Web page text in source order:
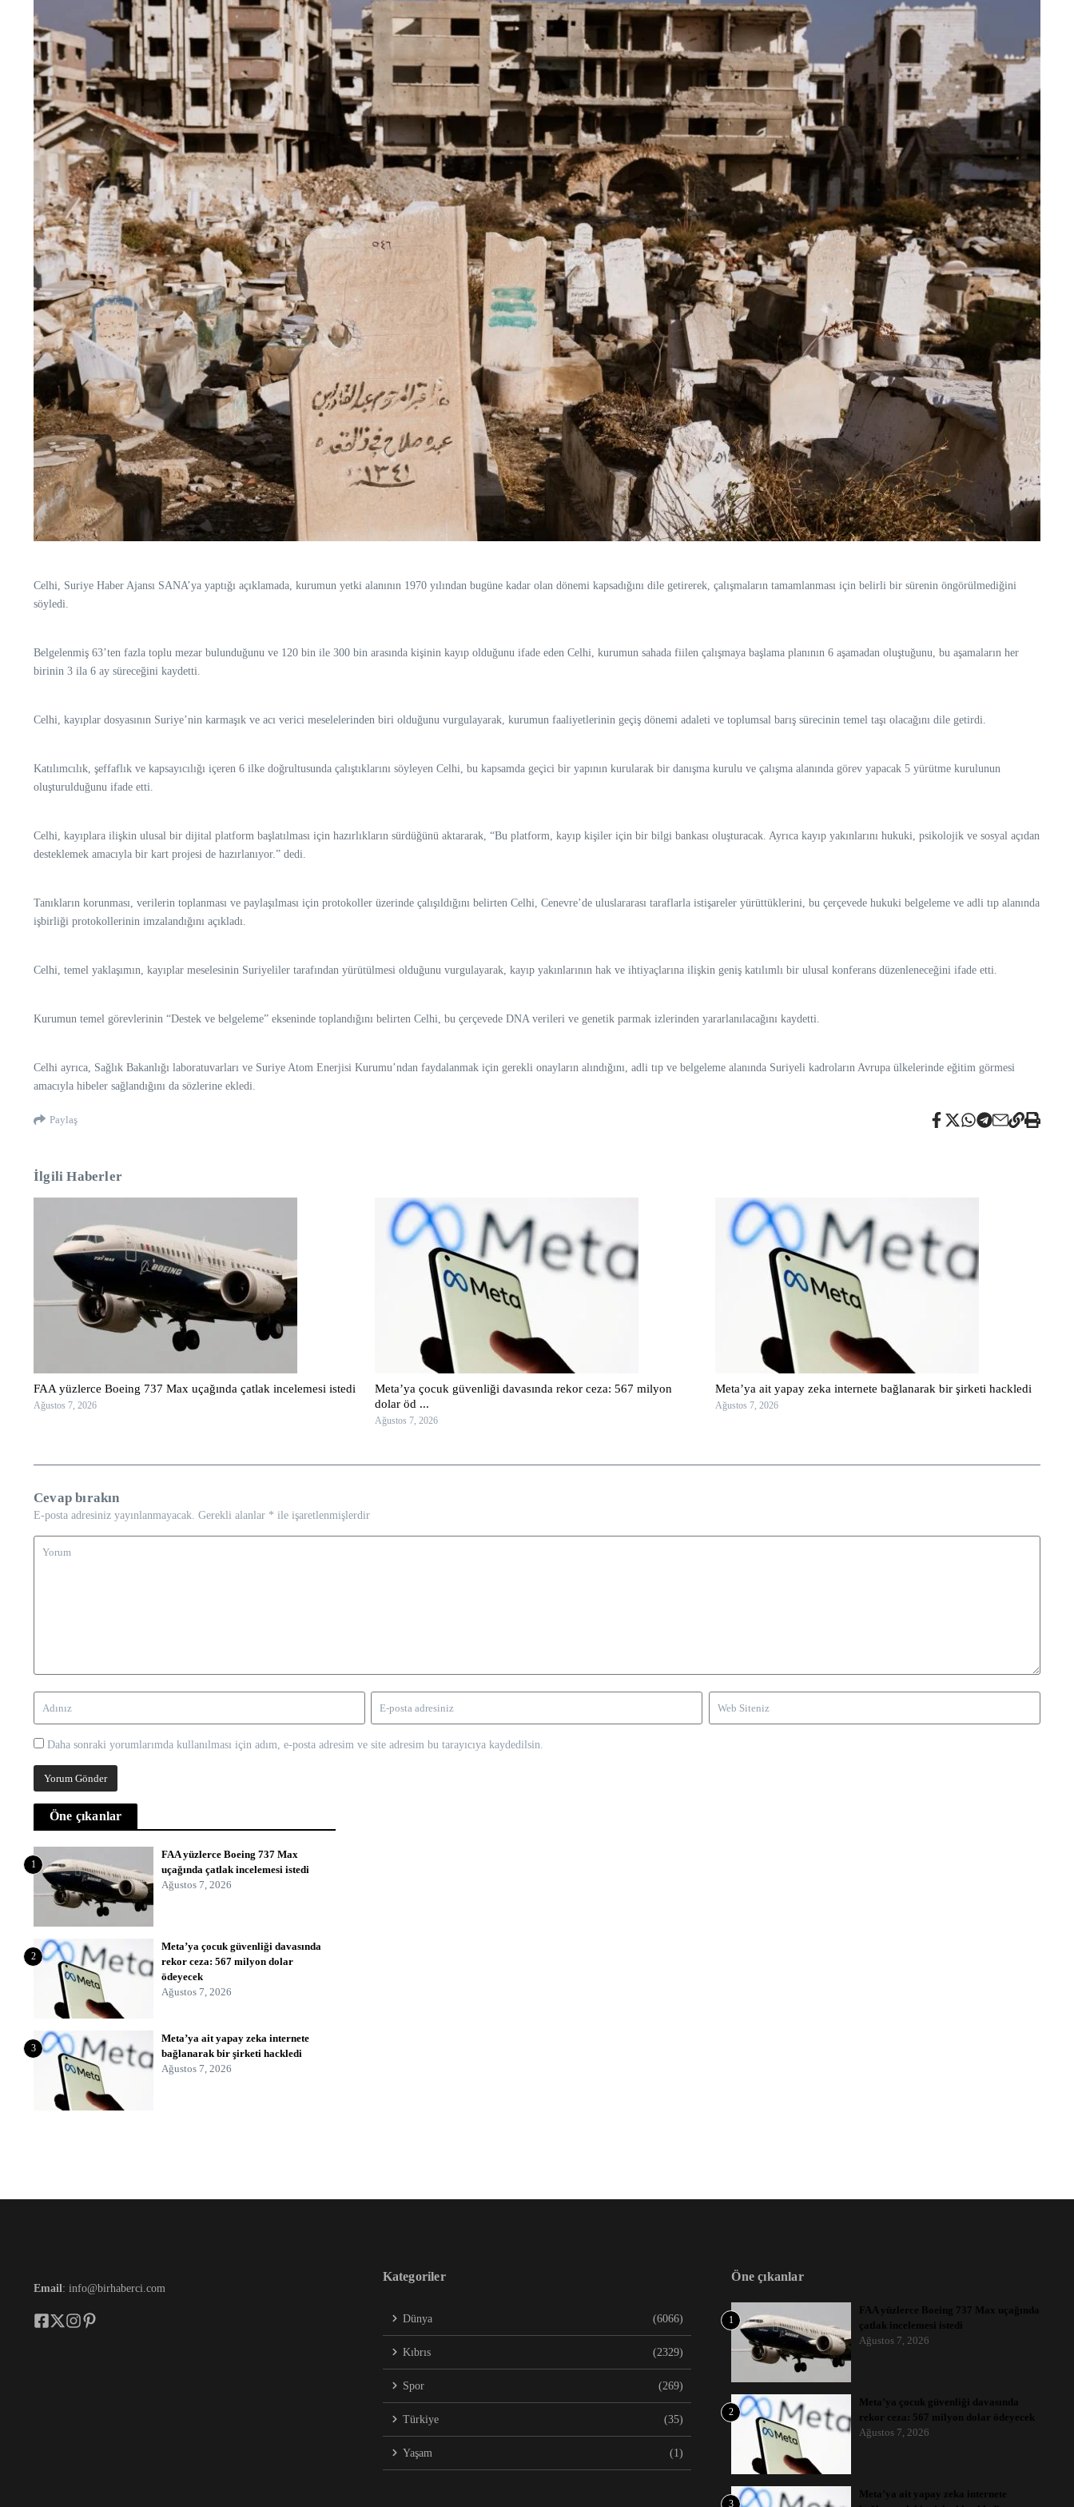
Celhi, Suriye Haber Ajansı SANA’ya yaptığı açıklamada, kurumun yetki alanının 1970 yılından bugüne kadar olan dönemi kapsadığını dile getirerek, çalışmaların tamamlanması için belirli bir sürenin öngörülmediğini
söyledi.
Belgelenmiş 63’ten fazla toplu mezar bulunduğunu ve 120 bin ile 300 bin arasında kişinin kayıp olduğunu ifade eden Celhi, kurumun sahada fiilen çalışmaya başlama planının 6 aşamadan oluştuğunu, bu aşamaların her
birinin 3 ila 6 ay süreceğini kaydetti.
Celhi, kayıplar dosyasının Suriye’nin karmaşık ve acı verici meselelerinden biri olduğunu vurgulayarak, kurumun faaliyetlerinin geçiş dönemi adaleti ve toplumsal barış sürecinin temel taşı olacağını dile getirdi.
Katılımcılık, şeffaflık ve kapsayıcılığı içeren 6 ilke doğrultusunda çalıştıklarını söyleyen Celhi, bu kapsamda geçici bir yapının kurularak bir danışma kurulu ve çalışma alanında görev yapacak 5 yürütme kurulunun
oluşturulduğunu ifade etti.
Celhi, kayıplara ilişkin ulusal bir dijital platform başlatılması için hazırlıkların sürdüğünü aktararak, “Bu platform, kayıp kişiler için bir bilgi bankası oluşturacak. Ayrıca kayıp yakınlarını hukuki, psikolojik ve sosyal açıdan
desteklemek amacıyla bir kart projesi de hazırlanıyor.” dedi.
Tanıkların korunması, verilerin toplanması ve paylaşılması için protokoller üzerinde çalışıldığını belirten Celhi, Cenevre’de uluslararası taraflarla istişareler yürüttüklerini, bu çerçevede hukuki belgeleme ve adli tıp alanında
işbirliği protokollerinin imzalandığını açıkladı.
Celhi, temel yaklaşımın, kayıplar meselesinin Suriyeliler tarafından yürütülmesi olduğunu vurgulayarak, kayıp yakınlarının hak ve ihtiyaçlarına ilişkin geniş katılımlı bir ulusal konferans düzenleneceğini ifade etti.
Kurumun temel görevlerinin “Destek ve belgeleme” ekseninde toplandığını belirten Celhi, bu çerçevede DNA verileri ve genetik parmak izlerinden yararlanılacağını kaydetti.
Celhi ayrıca, Sağlık Bakanlığı laboratuvarları ve Suriye Atom Enerjisi Kurumu’ndan faydalanmak için gerekli onayların alındığını, adli tıp ve belgeleme alanında Suriyeli kadroların Avrupa ülkelerinde eğitim görmesi
amacıyla hibeler sağlandığını da sözlerine ekledi.
Paylaş
İlgili Haberler
FAA yüzlerce Boeing 737 Max uçağında çatlak incelemesi istedi
Ağustos 7, 2026
Meta’ya çocuk güvenliği davasında rekor ceza: 567 milyon
dolar öd ...
Ağustos 7, 2026
Meta’ya ait yapay zeka internete bağlanarak bir şirketi hackledi
Ağustos 7, 2026
Cevap bırakın
E-posta adresiniz yayınlanmayacak. Gerekli alanlar * ile işaretlenmişlerdir
Daha sonraki yorumlarımda kullanılması için adım, e-posta adresim ve site adresim bu tarayıcıya kaydedilsin.
Öne çıkanlar
1
FAA yüzlerce Boeing 737 Max
uçağında çatlak incelemesi istedi
Ağustos 7, 2026
2
Meta’ya çocuk güvenliği davasında
rekor ceza: 567 milyon dolar
ödeyecek
Ağustos 7, 2026
3
Meta’ya ait yapay zeka internete
bağlanarak bir şirketi hackledi
Ağustos 7, 2026
Email : info@birhaberci.com
Kategoriler
Dünya (6066)
Kıbrıs (2329)
Spor (269)
Türkiye (35)
Yaşam (1)
Öne çıkanlar
1
FAA yüzlerce Boeing 737 Max uçağında
çatlak incelemesi istedi
Ağustos 7, 2026
2
Meta’ya çocuk güvenliği davasında
rekor ceza: 567 milyon dolar ödeyecek
Ağustos 7, 2026
3
Meta’ya ait yapay zeka internete